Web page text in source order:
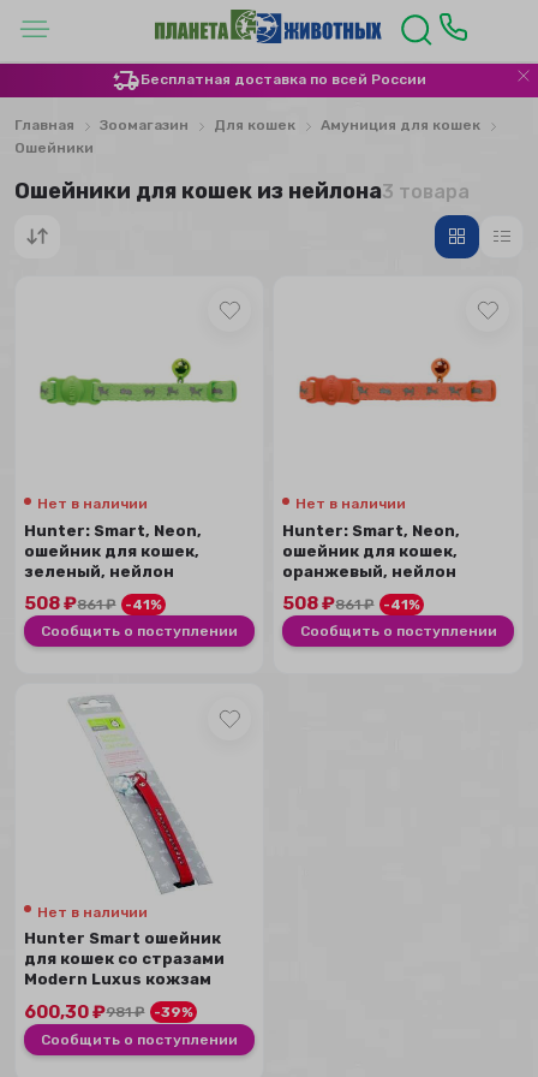
Бесплатная доставка по всей России
Главная Зоомагазин Для кошек
Амуниция для кошек
Ошейники
Ошейники для кошек из нейлона3 товара
Нет в наличии
Hunter: Smart, Neon,
ошейник для кошек,
зеленый, нейлон
508₽861₽
-41%
Сообщить о поступлении
Нет в наличии
Hunter: Smart, Neon,
ошейник для кошек,
оранжевый, нейлон
508₽861₽
-41%
Сообщить о поступлении
Нет в наличии
Hunter Smart ошейник
для кошек со стразами
Modern Luxus кожзам
600,30₽981₽
-39%
Сообщить о поступлении